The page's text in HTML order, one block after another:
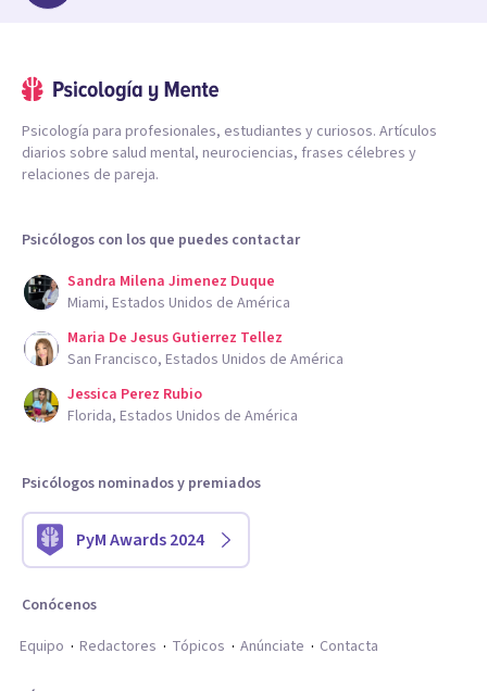
Psicología para profesionales, estudiantes y curiosos. Artículos
diarios sobre salud mental, neurociencias, frases célebres y
relaciones de pareja.
Psicólogos con los que puedes contactar
Sandra Milena Jimenez Duque
Miami, Estados Unidos de América
Maria De Jesus Gutierrez Tellez
San Francisco, Estados Unidos de América
Jessica Perez Rubio
Florida, Estados Unidos de América
Psicólogos nominados y premiados
PyM Awards 2024
Conócenos
Equipo
Redactores Tópicos Anúnciate Contacta